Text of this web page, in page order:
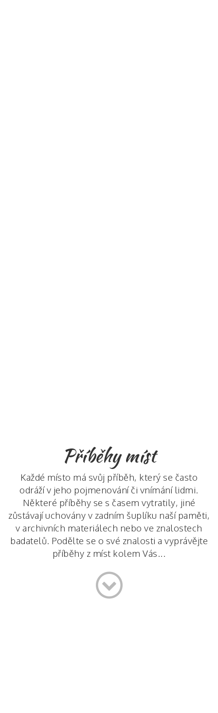
Příběhy míst
Každé místo má svůj příběh, který se často
odráží v jeho pojmenování či vnímání lidmi.
Některé příběhy se s časem vytratily, jiné
zůstávají uchovány v zadním šuplíku naší paměti,
v archivních materiálech nebo ve znalostech
badatelů. Podělte se o své znalosti a vyprávějte
příběhy z míst kolem Vás...